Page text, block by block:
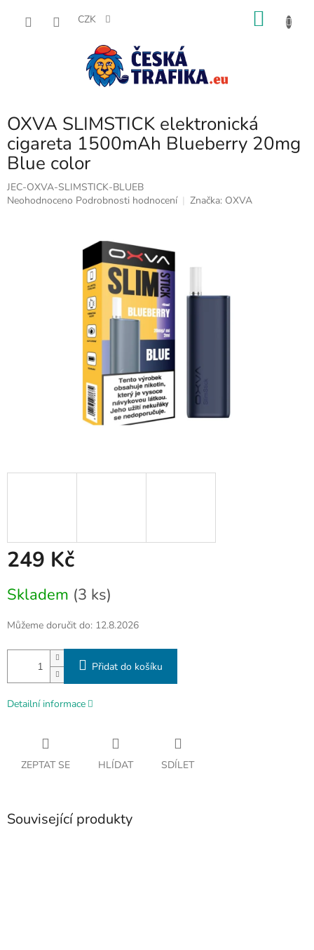
CZK
OXVA SLIMSTICK elektronická
cigareta 1500mAh Blueberry 20mg
Blue color
JEC-OXVA-SLIMSTICK-BLUEB
Průměrné
Neohodnoceno Podrobnosti hodnocení Značka: OXVA
249 Kč
cena:
Skladem (3 ks)
Můžeme doručit do: 12.8.2026
Přidat do košíku
Detailní informace
ZEPTAT SE HLÍDAT SDÍLET
Související produkty